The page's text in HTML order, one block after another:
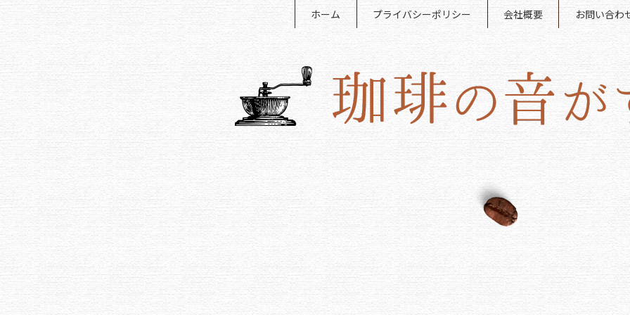
ホーム プライバシーポリシー 会社概要 お問い合わ